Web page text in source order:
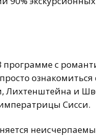
с
ознакомиться
Лихтенштейна и
Сисси.